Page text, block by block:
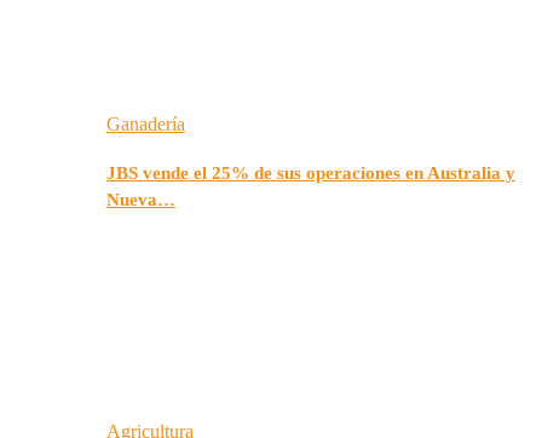
Ganadería
JBS vende el 25% de sus operaciones en Australia y
Nueva…
Agricultura